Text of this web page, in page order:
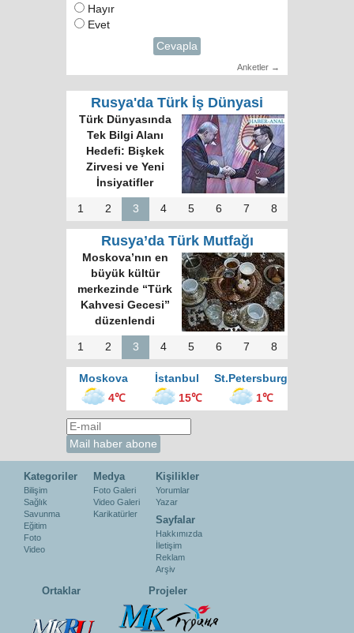
Hayır
Evet
Cevapla
Anketler →
Rusya'da Türk İş Dünyasi
Türk Dünyasında
Tek Bilgi Alanı
Hedefi: Bişkek
Zirvesi ve Yeni
İnsiyatifler
1 2 3 4 5 6 7 8
Rusya’da Türk Mutfağı
Moskova’nın en
büyük kültür
merkezinde “Türk
Kahvesi Gecesi”
düzenlendi
1 2 3 4 5 6 7 8
Moskova İstanbul
St.Petersburg
4℃
15℃ 1℃
Kategoriler
Bilişim
Sağlık
Savunma
Eğitim
Foto
Video
Medya
Foto Galeri
Video Galeri
Karikatürler
Kişilikler
Yorumlar
Yazar
Sayfalar
Hakkımızda
İletişim
Reklam
Arşiv
Ortaklar Projeler